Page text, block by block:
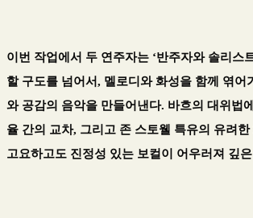
이번 작업에서 두 연주자는 ‘반주자와 솔리스
할 구도를 넘어서, 멜로디와 화성을 함께 엮어
와 공감의 음악을 만들어낸다. 바흐의 대위법
율 간의 교차, 그리고 존 스토웰 특유의 유려
고요하고도 진정성 있는 보컬이 어우러져 깊